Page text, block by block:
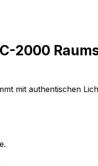
2000
mit authentischen